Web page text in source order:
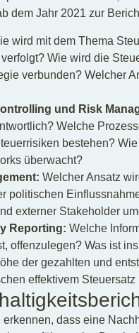
dem Jahr 2021 zur
wird mit dem Thema
Wie wird die
verbunden? Welcher
und Risk
Welche
bestehen?
überwacht?
Welcher Ansatz
politischen
externer Stakeholder
Reporting: Welche
offenzulegen? Was ist
der gezahlten und
effektivem
erkennen, dass eine